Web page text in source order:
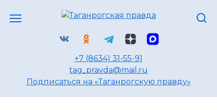
+7 (8634) 31-55-91
tag_pravda@mail.ru
Подписаться на «Таганрогскую правду»